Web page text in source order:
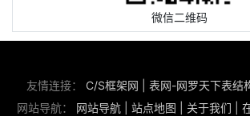
微信二维码
友情连接： C/S框架网 表网-网罗天下表结
网站导航： 网站导航 站点地图 关于我们